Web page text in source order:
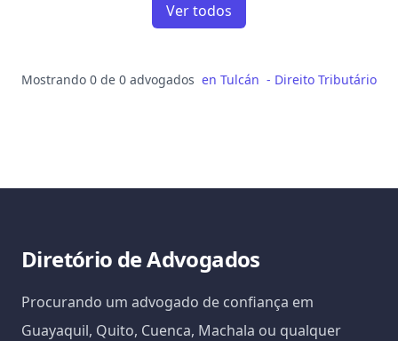
Ver todos
Mostrando 0 de 0 advogados en Tulcán - Direito Tributário
Diretório de Advogados
Procurando um advogado de confiança em
Guayaquil, Quito, Cuenca, Machala ou qualquer